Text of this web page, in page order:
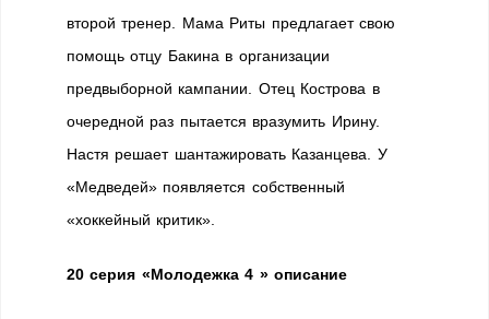
второй тренер. Мама Риты предлагает свою
помощь отцу Бакина в организации
предвыборной кампании. Отец Кострова в
очередной раз пытается вразумить Ирину.
Настя решает шантажировать Казанцева. У
«Медведей» появляется собственный
«хоккейный критик».
20 серия «Молодежка 4 » описание